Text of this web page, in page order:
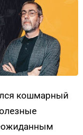
кошмарный